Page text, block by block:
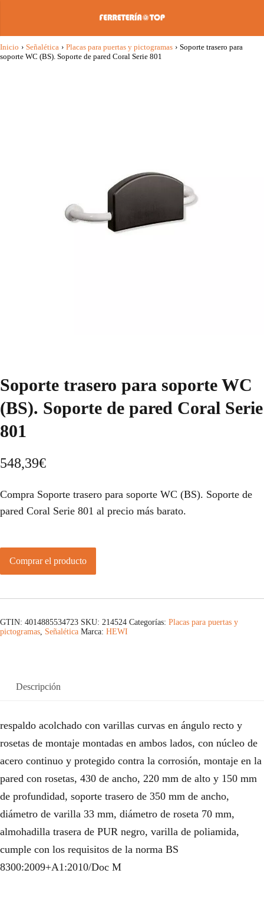
Inicio › Señalética › Placas para puertas y pictogramas › Soporte trasero para
soporte WC (BS). Soporte de pared Coral Serie 801
Soporte trasero para soporte WC
(BS). Soporte de pared Coral Serie
801
548,39€
Compra Soporte trasero para soporte WC (BS). Soporte de
pared Coral Serie 801 al precio más barato.
Comprar el producto
GTIN: 4014885534723 SKU: 214524 Categorías: Placas para puertas y
pictogramas, Señalética Marca: HEWI
Descripción
respaldo acolchado con varillas curvas en ángulo recto y
rosetas de montaje montadas en ambos lados, con núcleo de
acero continuo y protegido contra la corrosión, montaje en la
pared con rosetas, 430 de ancho, 220 mm de alto y 150 mm
de profundidad, soporte trasero de 350 mm de ancho,
diámetro de varilla 33 mm, diámetro de roseta 70 mm,
almohadilla trasera de PUR negro, varilla de poliamida,
cumple con los requisitos de la norma BS
8300:2009+A1:2010/Doc M